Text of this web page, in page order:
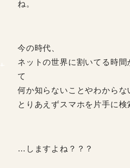
ね。
今の時代、
ネットの世界に割いてる時間
て
何か知らないことやわからな
とりあえずスマホを片手に検
…しますよね？？？